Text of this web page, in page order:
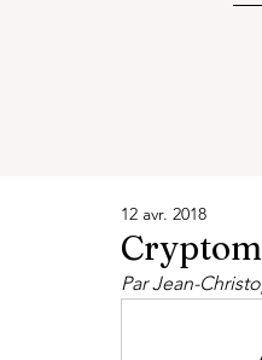
12 avr. 2018
Par Jean-